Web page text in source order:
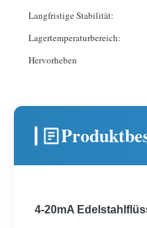
Langfristige Stabilität:
Lagertemperaturbereich:
Hervorheben
4-20mA